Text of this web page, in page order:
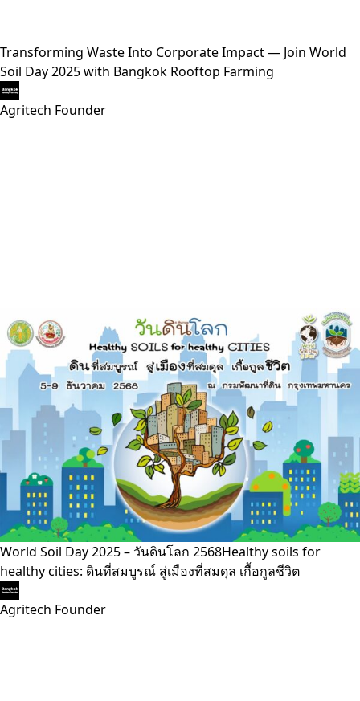
Transforming Waste Into Corporate Impact — Join World
Soil Day 2025 with Bangkok Rooftop Farming
Agritech Founder
World Soil Day 2025 – วันดินโลก 2568Healthy soils for
healthy cities: ดินที่สมบูรณ์ สู่เมืองที่สมดุล เกื้อกูลชีวิต
Agritech Founder